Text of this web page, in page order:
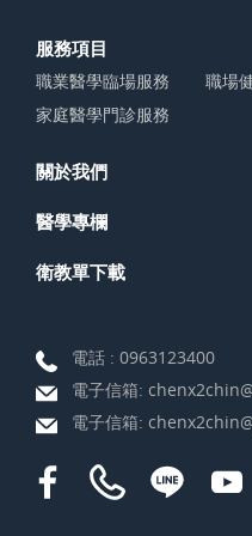
服務項目
職業醫學臨場服務
職場
家庭醫學門診服務
關於我們
醫學專欄
衛教單下載
電話 : 0963123400
電子信箱:
電子信箱: